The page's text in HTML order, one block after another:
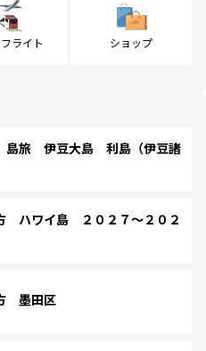
ライト ショップ
旅 伊豆大島 利島（伊豆諸
ハワイ島 ２０２７～２０２
墨田区